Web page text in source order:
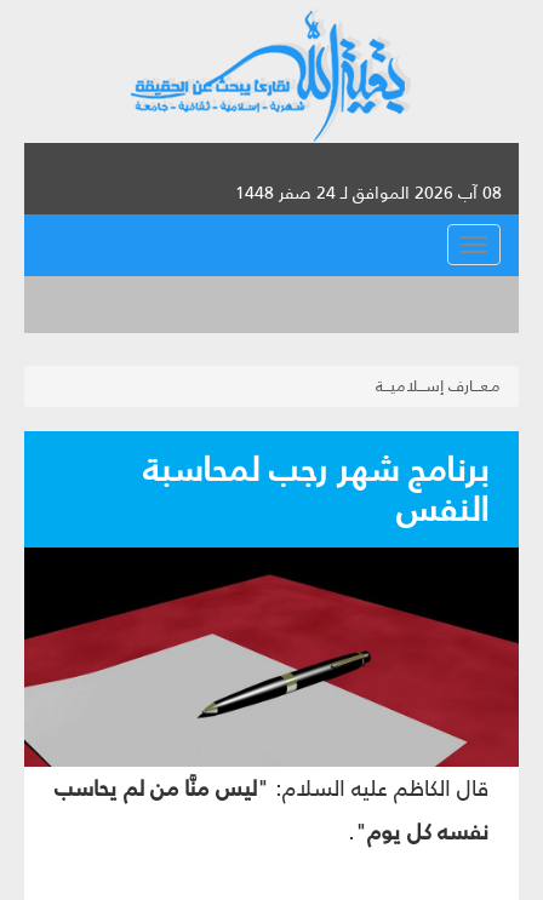
08 آب 2026 الموافق لـ 24 صفر 1448
القائمة
مـعـــارف إســـلاميـــة
برنامج شهر رجب لمحاسبة
النفس
قال الكاظم عليه السلام: "ليس منَّا من لم يحاسب
نفسه كل يوم".